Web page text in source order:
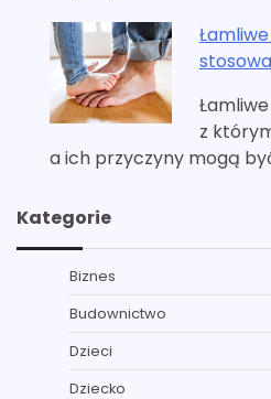
z
a ich przyczyny mogą
Kategorie
Biznes
Budownictwo
Dzieci
Dziecko